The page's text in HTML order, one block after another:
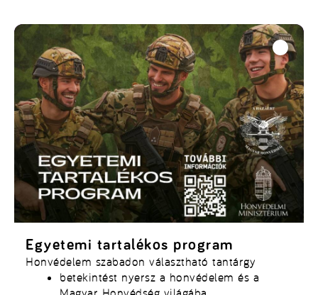
fejlesztések eredményeit mutatjuk be.
Interaktív programokkal és nyereményekkel
várjuk az érdeklődőket!
Honvédelem szabadon választható tantárgy
betekintést nyersz a honvédelem és a
Egyetemi tartalékos program